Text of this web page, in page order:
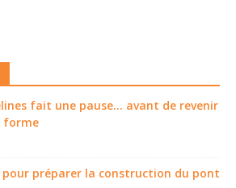
fait une pause... avant de revenir
forme
pour préparer la construction du pont